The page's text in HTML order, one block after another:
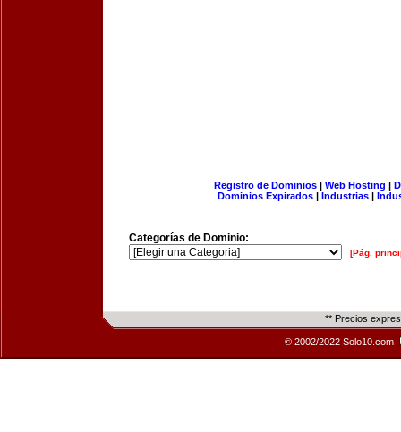
Registro de Dominios| Web Hosting |
Dominios Expirados | Industrias |
Categorías de Dominio:
[Pág.
** Precios
© 2002/2022 Solo10.com